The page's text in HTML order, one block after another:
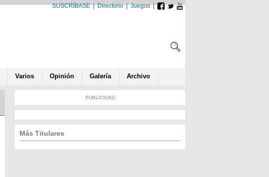
SUSCRÍBASE|Directorio|Juegos|
Varios Opinión Galería Archivo
PUBLICIDAD
Más Titulares